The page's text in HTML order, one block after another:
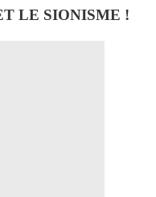
LE SIONISME !